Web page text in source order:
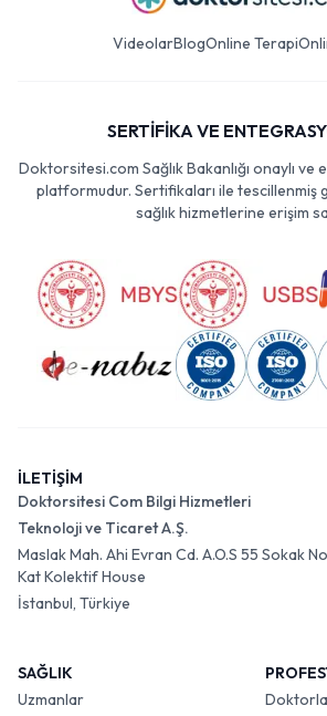
VideolarBlogOnline Terapi
SERTİFİKA VE
Doktorsitesi.com Sağlık Bakanlığı onaylı ve
platformudur. Sertifikaları ile tescillenmiş
sağlık hizmetlerine erişim
İLETİŞİM
Doktorsitesi Com Bilgi Hizmetleri
Teknoloji ve Ticaret A.Ş.
Maslak Mah. Ahi Evran Cd. A.O.S 55 Sokak
Kat Kolektif House
İstanbul, Türkiye
SAĞLIK
Uzmanlar